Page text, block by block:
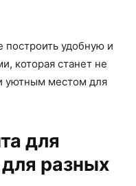
удобную и
которая станет не
уютным местом для
для
разных